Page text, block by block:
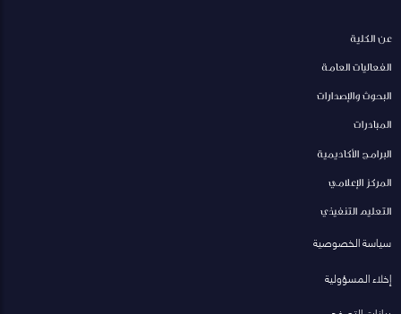
عن الكلية
الفعاليات العامة
البحوث والإصدارات
المبادرات
البرامج الأكاديمية
المركز الإعلامي
التعليم التنفيذي
سياسة الخصوصية
إخلاء المسؤولية